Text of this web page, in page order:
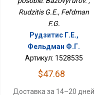
Rudzitis G.E., Fel'dman
F.G.
Рудзитис Г.Е.,
Фельдман Ф.Г.
Артикул: 1528535
$47.68
Доставка за 14–20 дней